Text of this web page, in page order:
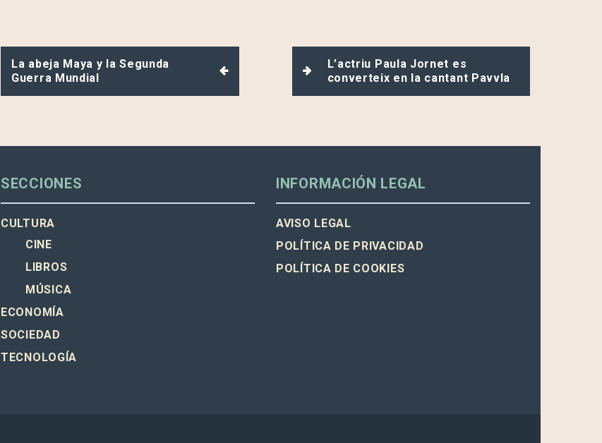
Navegación
de
entradas
La abeja Maya y la Segunda
Guerra Mundial
L’actriu Paula Jornet es
converteix en la cantant Pavvla
SECCIONES
CULTURA
CINE
LIBROS
MÚSICA
ECONOMÍA
SOCIEDAD
TECNOLOGÍA
INFORMACIÓN LEGAL
AVISO LEGAL
POLÍTICA DE PRIVACIDAD
POLÍTICA DE COOKIES